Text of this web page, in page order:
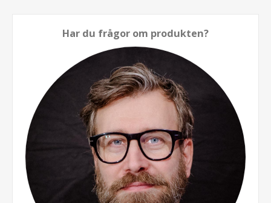
Har du frågor om produkten?